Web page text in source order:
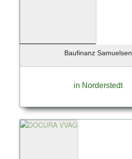
Baufinanz Samuelsen
in Norderstedt